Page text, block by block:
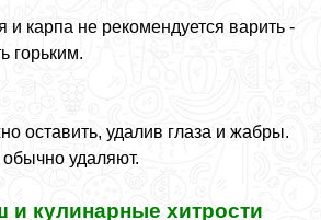
и карпа не рекомендуется варить -
горьким.
оставить, удалив глаза и жабры.
удаляют.
кулинарные хитрости